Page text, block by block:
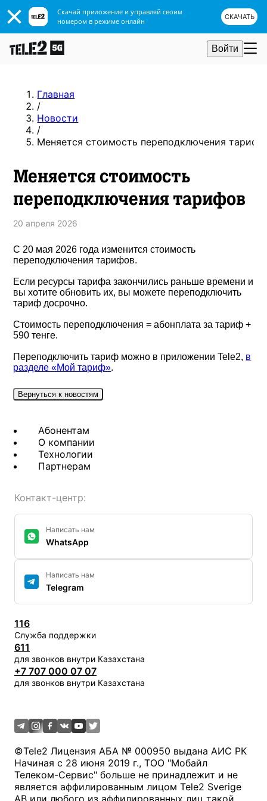
Скачай приложение и управляй своим
номером в режиме онлайн
СКАЧАТЬ
Войти
Главная
/
Новости
/
Меняется стоимость переподключения
Меняется стоимость
переподключения тарифов
20 апреля 2026
С 20 мая 2026 года изменится стоимость
переподключения тарифов.
Если ресурсы тарифа закончились раньше времени и
вы хотите обновить их, вы можете переподключить
тариф досрочно.
Стоимость переподключения = абонплата за тариф +
590 тенге.
Переподключить тариф можно в приложении Tele2, в
разделе «Мой тариф».
Вернуться к новостям
Абонентам
О компании
Технологии
Партнерам
Контакт-центр:
Написать нам
WhatsApp
Написать нам
Telegram
116
Служба поддержки
611
для звонков внутри Казахстана
+7 707 000 07 07
для звонков внутри Казахстана
©Tele2 Лицензия АБА № 000950 выдана АИС РК
Начиная с 28 июня 2019 г., ТОО "Мобайл
Телеком-Сервис" больше не принадлежит и не
является аффилированным лицом Tele2 Sverige
AB или любого из аффилированных лиц такой